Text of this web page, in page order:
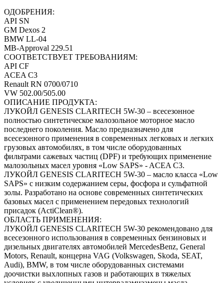
ОДОБРЕНИЯ:
API SN
GM Dexos 2
BMW LL-04
MB-Approval 229.51
СООТВЕТСТВУЕТ ТРЕБОВАНИЯМ:‎
API CF
ACEA C3
Renault RN 0700/0710
VW 502.00/505.00
ОПИСАНИЕ ПРОДУКТА:‎
ЛУКОЙЛ GENESIS CLARITECH 5W-30 – всесезонное
полностью синтетическое малозольное ‎моторное масло
последнего поколения. Масло предназначено для
всесезонного применения в современных легковых и легких
грузовых автомобилях, в том числе оборудованных
фильтрами сажевых частиц (DPF) и требующих применение
малозольных ‎масел уровня «Low SAPS» - ACEA C3.‎
ЛУКОЙЛ GENESIS CLARITECH 5W-30 – масло класса «Low
SAPS» с низким содержанием серы, ‎фосфора и сульфатной
золы. Разработано на основе современных синтетических
базовых масел с ‎применением передовых технологий
присадок (AсtiClean®).‎
ОБЛАСТЬ ПРИМЕНЕНИЯ:‎
ЛУКОЙЛ GENESIS CLARITECH 5W-30 рекомендовано для
всесезонного использования в ‎современных бензиновых и
дизельных двигателях автомобилей MercedesBenz, General
Motors, ‎Renault, концерна VAG (Volkswagen, Skoda, SEAT,
Audi), BMW, в том числе оборудованных системами
‎доочистки выхлопных газов и работающих в тяжелых